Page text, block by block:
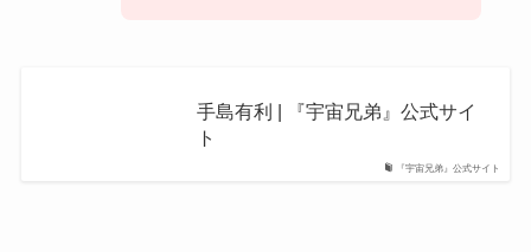
『宇宙兄弟』公式サイト
手島有利 | 『宇宙兄弟』公式サイ
ト